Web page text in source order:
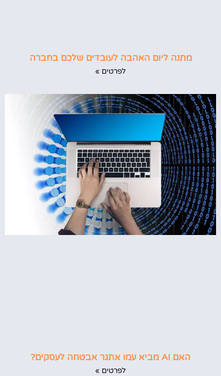
מתנה ליום האהבה לעובדים שלכם בחברה
לפרטים »
האם AI מביא עמו אתגר אבטחה לעסקים?
לפרטים »